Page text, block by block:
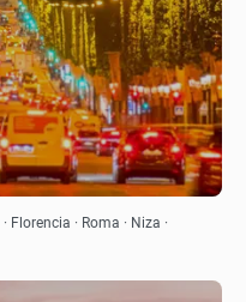
Florencia · Roma · Niza ·